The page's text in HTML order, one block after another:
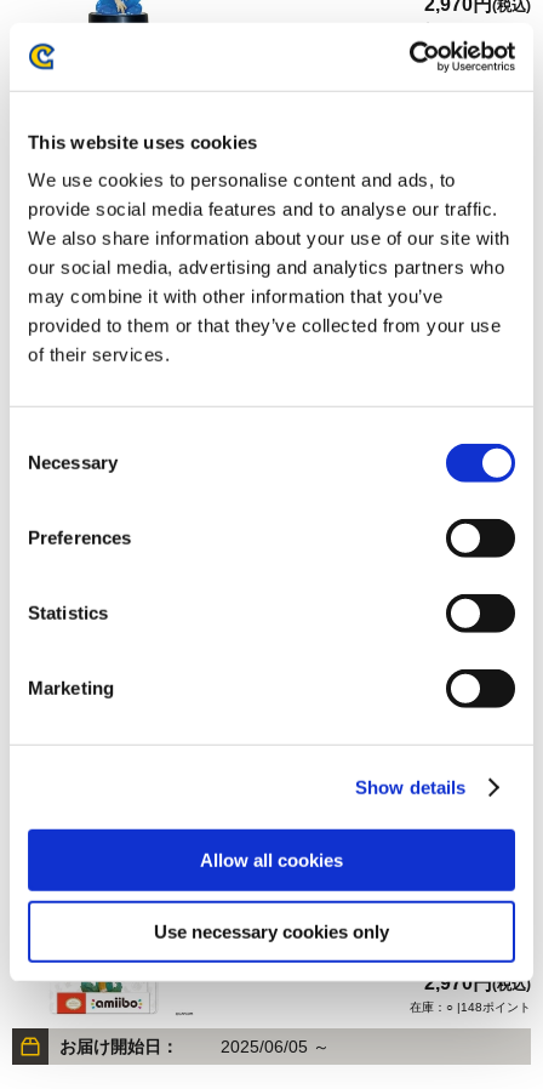
This website uses cookies
We use cookies to personalise content and ads, to
provide social media features and to analyse our traffic.
We also share information about your use of our site with
our social media, advertising and analytics partners who
may combine it with other information that you’ve
provided to them or that they’ve collected from your use
of their services.
Selection
Necessary
Preferences
Statistics
Marketing
Show details
Allow all cookies
Use necessary cookies only
2,970円 (税込)
ストリートファイター6 amiiboカード ブースターパック
9,900円(税込)
amiibo ルーク【ストリートファイター6】 （ストリートフ
在庫：○ |148ポイント
amiibo ジェイミー【ストリートファイター6】 （ストリー
2,970円(税込)
在庫：○ |148ポイント
お届け開始日： 2025/06/05 ～